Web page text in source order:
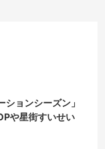
ョンシーズン」
や星街すいせい